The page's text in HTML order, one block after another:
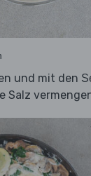
und mit den
Salz